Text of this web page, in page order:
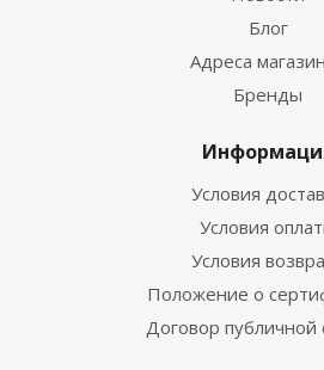
Блог
Адреса
Бренды
Условия
Условия
Условия
Положение о
Договор